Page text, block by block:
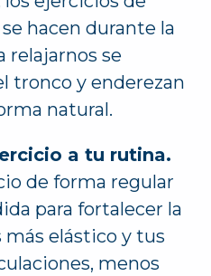
hacen durante la
relajarnos se
tronco y enderezan
natural.
a tu rutina.
de forma regular
para fortalecer la
más elástico y tus
menos